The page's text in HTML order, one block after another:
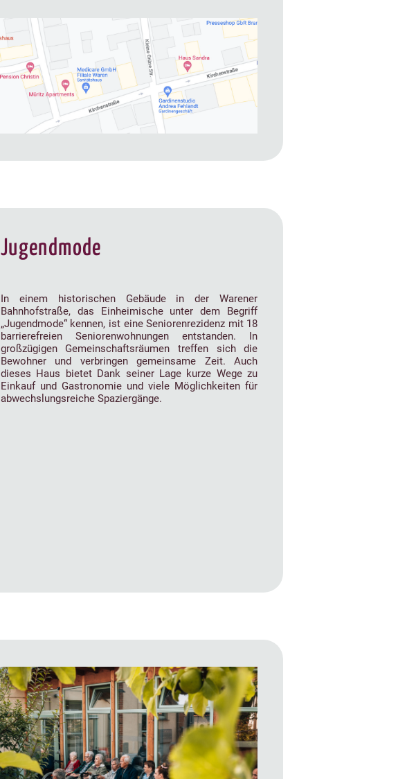
Jugendmode
In einem historischen Gebäude in der Warener
Bahnhofstraße, das Einheimische unter dem Begriff
„Jugendmode“ kennen, ist eine Seniorenrezidenz mit 18
barrierefreien Seniorenwohnungen entstanden. In
großzügigen Gemeinschaftsräumen treffen sich die
Bewohner und verbringen gemeinsame Zeit. Auch
dieses Haus bietet Dank seiner Lage kurze Wege zu
Einkauf und Gastronomie und viele Möglichkeiten für
abwechslungsreiche Spaziergänge.